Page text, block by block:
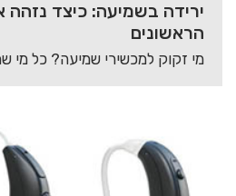
ירידה בשמיעה: כיצד נזהה
הראשונים